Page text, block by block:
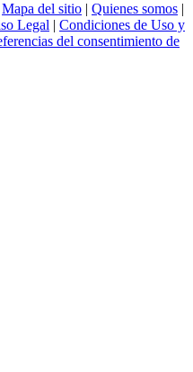
Mapa del sitio | Quienes somos |
Legal | Condiciones de Uso y
del consentimiento de